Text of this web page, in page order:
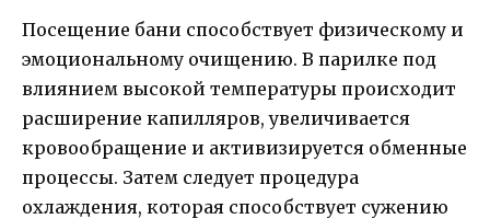
Посещение бани способствует физическому и
эмоциональному очищению. В парилке под
влиянием высокой температуры происходит
расширение капилляров, увеличивается
кровообращение и активизируется обменные
процессы. Затем следует процедура
охлаждения, которая способствует сужению